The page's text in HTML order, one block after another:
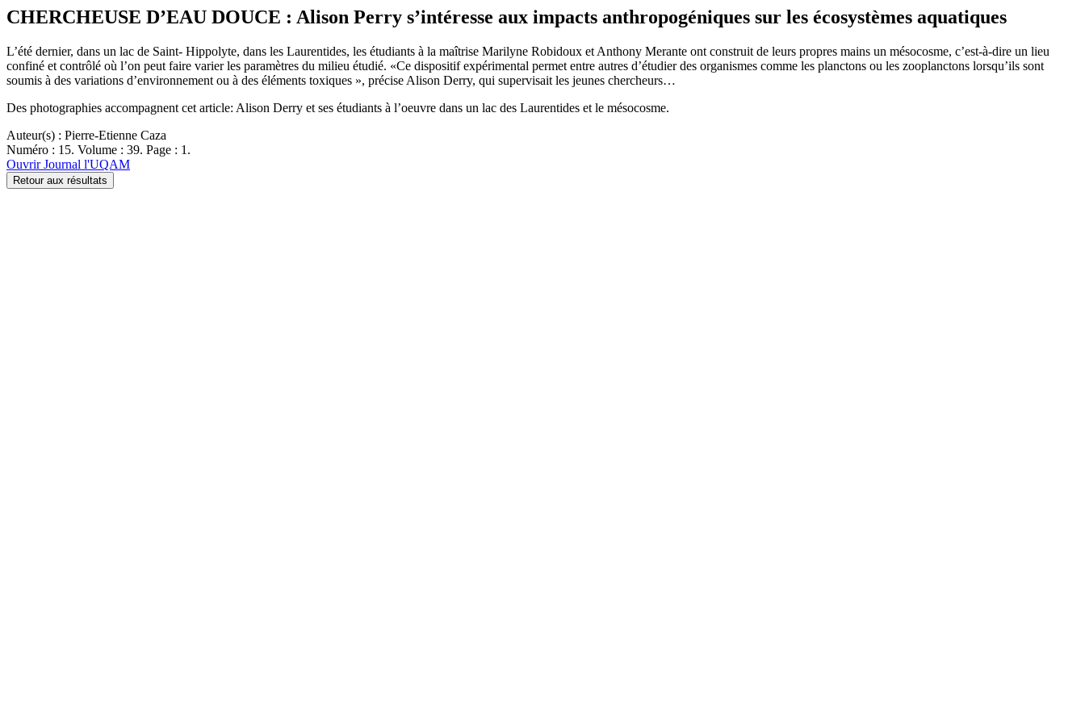
CHERCHEUSE D’EAU DOUCE : Alison Perry s’intéresse aux impacts anthropogéniques sur les écosystèmes aquatiques
L’été dernier, dans un lac de Saint- Hippolyte, dans les Laurentides, les étudiants à la maîtrise Marilyne Robidoux et Anthony Merante ont construit de leurs propres mains un mésocosme, c’est-à-dire un lieu
confiné et contrôlé où l’on peut faire varier les paramètres du milieu étudié. «Ce dispositif expérimental permet entre autres d’étudier des organismes comme les planctons ou les zooplanctons lorsqu’ils sont
soumis à des variations d’environnement ou à des éléments toxiques », précise Alison Derry, qui supervisait les jeunes chercheurs…
Des photographies accompagnent cet article: Alison Derry et ses étudiants à l’oeuvre dans un lac des Laurentides et le mésocosme.
Auteur(s) : Pierre-Etienne Caza
Numéro : 15. Volume : 39. Page : 1.
Ouvrir Journal l'UQAM
Retour aux résultats